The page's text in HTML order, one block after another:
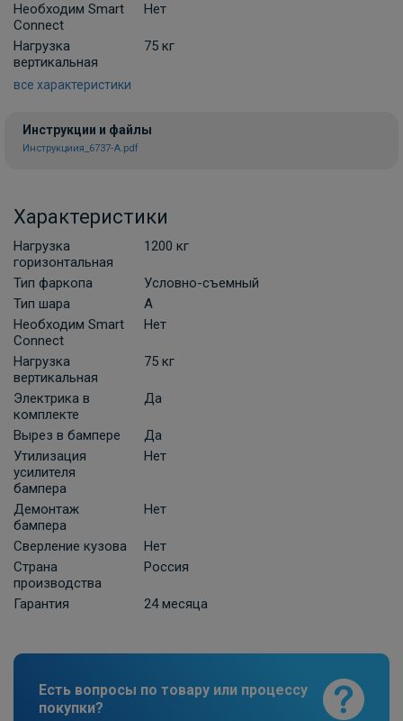
KIA Ceed Sporty Wagon
ПОД ЗАКАЗ ОТ 14 ДНЕЙ
ПОД ЗАКАЗ ОТ 14 ДНЕЙ
по запросу
System для Kia Ceed универсал 7-pin
по запросу
В корзину
Штатная электрика фаркопа Hak-
ПОД ЗАКАЗ ОТ 14 ДНЕЙ
по запросу
В корзину
System для Kia Ceed универсал 13-pin
Необходим Smart
Connect
Нет
Нагрузка
вертикальная
75 кг
все характеристики
Инструкции и файлы
Инструкциия_6737-A.pdf
Характеристики
Нагрузка
горизонтальная
1200 кг
Тип фаркопа
Условно-съемный
Тип шара
A
Необходим Smart
Connect
Нет
Нагрузка
вертикальная
75 кг
Электрика в
комплекте
Да
Вырез в бампере
Да
Утилизация
усилителя
бампера
Нет
Демонтаж
бампера
Нет
Сверление кузова
Нет
Страна
производства
Россия
Гарантия 24 месяца
Есть вопросы по товару или процессу
покупки?